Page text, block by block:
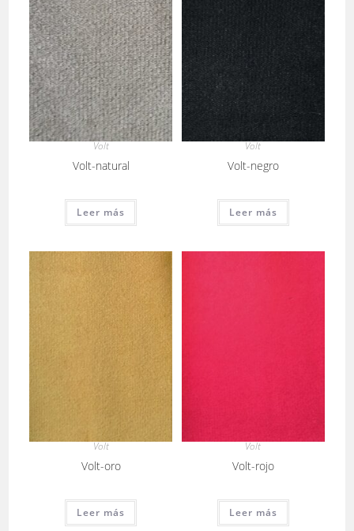
Volt
Volt-natural
Leer más
Volt
Volt-negro
Leer más
Volt
Volt-oro
Leer más
Volt
Volt-rojo
Leer más